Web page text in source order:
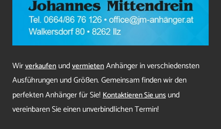
Wirverkaufen undvermietenAnhänger in verschiedensten
Ausführungen und Größen. Gemeinsam finden wir den
perfekten Anhänger für Sie! Kontaktieren Sie uns und
vereinbaren Sie einen unverbindlichen Termin!